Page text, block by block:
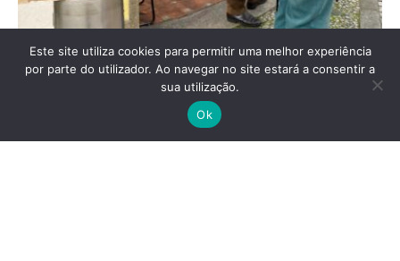
8 de Março: Revolução feminista vai
ocupar ruas de todo o país com cravos
em riste
Este site utiliza cookies para permitir uma melhor experiência
por parte do utilizador. Ao navegar no site estará a consentir a
sua utilização.
Ok